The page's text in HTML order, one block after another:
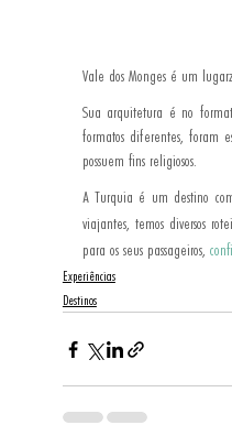
Vale dos Monges é um
Sua arquitetura é no
formatos diferentes, foram
possuem fins religiosos.
A Turquia é um destino
viajantes, temos diversos
para os seus passageiros,
Experiências
Destinos